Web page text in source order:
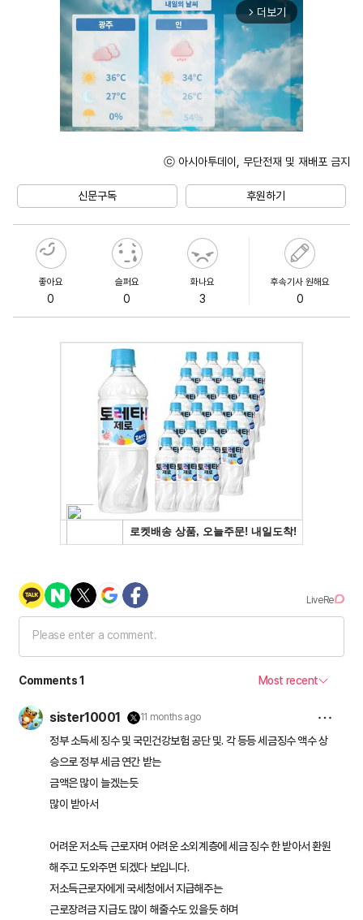
arrow_forward_ios 더보기
ⓒ 아시아투데이, 무단전재 및 재배포 금지
신문구독 후원하기
좋아요
0
슬퍼요
0
화나요
3
후속기사 원해요
0